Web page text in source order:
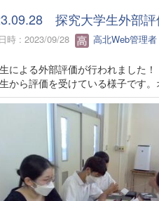
探究大学生外部評
時 : 2023/09/28 高北Web管理者
による外部評価が行われました！
から評価を受けている様子です